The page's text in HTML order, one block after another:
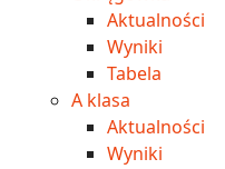
Aktualności
Wyniki
Tabela
A klasa
Aktualności
Wyniki